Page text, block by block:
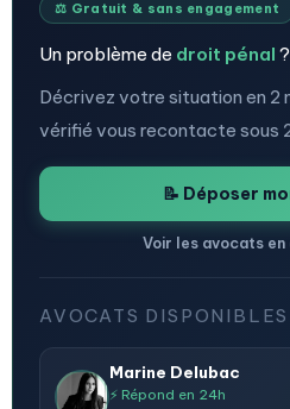
⚖️ Gratuit & sans engagement
Un problème de droit pénal ?
Décrivez votre situation en 2
vérifié vous recontacte sous
📝 Déposer
Voir les avocats
AVOCATS DISPONIBLES
Marine Delubac
⚡ Répond en 24h